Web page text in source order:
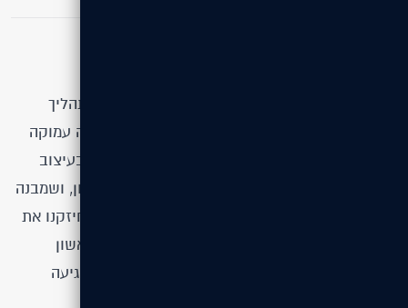
מהפרויקט למדנו את החשיבות של דיוק ואיפוק בתהליך
הפיתוח. הבנו עד כמה הקשבה לצרכי הלקוח והבנה עמוקה
של קהל היעד משפיעות על קבלת החלטות נכונה בעיצוב
ובפונקציונליות. למדנו שפשטות חכמה מייצרת אמון, ושמבנה
תוכן ברור חוסך מורכבות מיותרת בהמשך. בנוסף, חיזקנו את
ההבנה שתשתית טכנולוגית נכונה כבר מהשלב הראשון
מאפשרת גמישות, צמיחה ושדרוגים עתידיים ללא פגיעה